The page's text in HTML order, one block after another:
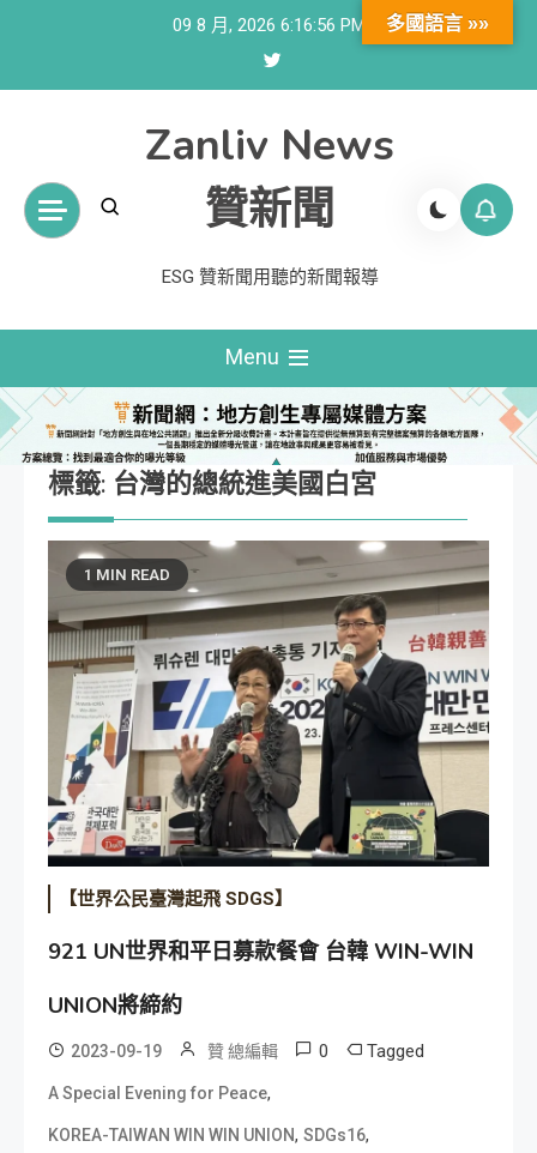
09 8 月, 2026 6:16:57 PM
Zanliv News
贊新聞
ESG 贊新聞用聽的新聞報導
Menu
標籤: 台灣的總統進美國白宮
1 MIN READ
【世界公民臺灣起飛 SDGS】
921 UN世界和平日募款餐會 台韓 WIN-WIN
UNION將締約
2023-09-19 贊 總編輯 0 Tagged
A Special Evening for Peace,
KOREA-TAIWAN WIN WIN UNION, SDGs16,
多國語言 »»